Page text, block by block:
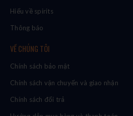
Hiểu về spirits
Thông báo
VỀ CHÚNG TÔI
Chính sách bảo mật
Chính sách vận chuyển và giao nhận
Chính sách đổi trả